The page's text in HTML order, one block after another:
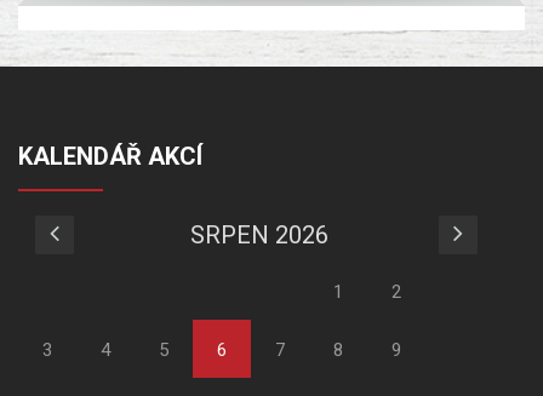
KALENDÁŘ AKCÍ
SRPEN 2026
1 2
3 4 5 6 7 8 9